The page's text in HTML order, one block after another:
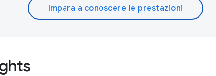
Impara a conoscere le prestazioni